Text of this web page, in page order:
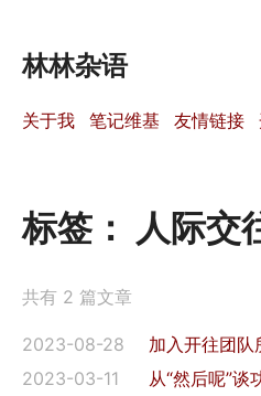
林林杂语
关于我 笔记维基 友情链接
标签： 人际交
共有 2 篇文章
2023-08-28
加入开往团队
2023-03-11
从“然后呢”谈